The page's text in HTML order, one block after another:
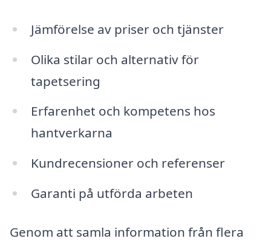
Jämförelse av priser och tjänster
Olika stilar och alternativ för
tapetsering
Erfarenhet och kompetens hos
hantverkarna
Kundrecensioner och referenser
Garanti på utförda arbeten
Genom att samla information från flera